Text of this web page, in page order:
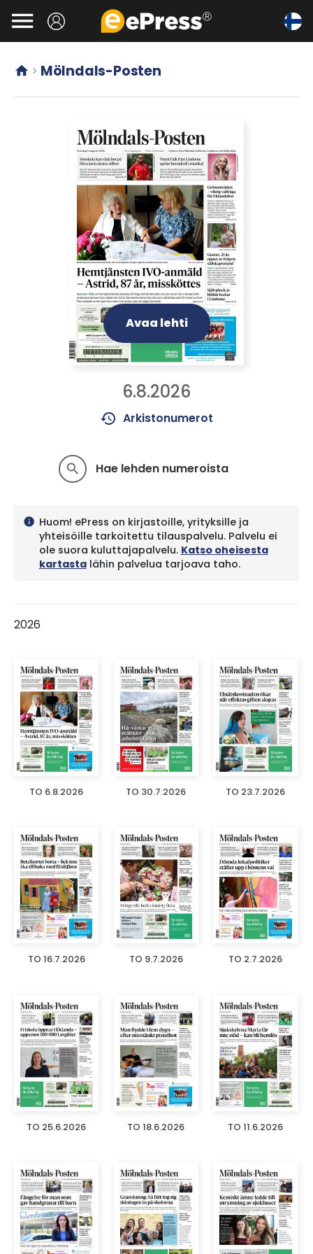
Siirry
pääsisältöön

  Mölndals-Posten
Avaa lehti
6.8.2026
history Arkistonumerot
search Hae lehden numeroista
info Huom! ePress on kirjastoille, yrityksille ja
yhteisöille tarkoitettu tilauspalvelu. Palvelu ei
ole suora kuluttajapalvelu. Katso oheisesta
kartastalähin palvelua tarjoava taho.
2026
TO 6.8.2026 TO 30.7.2026 TO 23.7.2026
TO 16.7.2026 TO 9.7.2026 TO 2.7.2026
TO 25.6.2026 TO 18.6.2026 TO 11.6.2026